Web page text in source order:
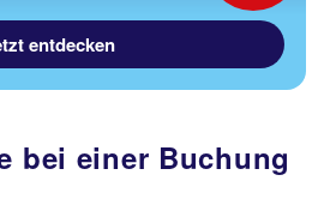
entdecken
bei einer Buchung